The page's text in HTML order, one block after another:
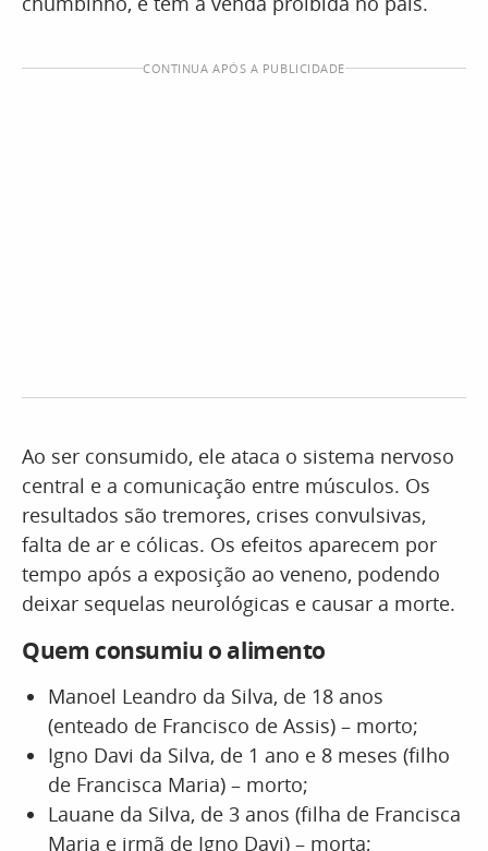
CONTINUA APÓS A PUBLICIDADE
Ao ser consumido, ele ataca o sistema nervoso
central e a comunicação entre músculos. Os
resultados são tremores, crises convulsivas,
falta de ar e cólicas. Os efeitos aparecem por
tempo após a exposição ao veneno, podendo
deixar sequelas neurológicas e causar a morte.
Quem consumiu o alimento
Manoel Leandro da Silva, de 18 anos
(enteado de Francisco de Assis) – morto;
Igno Davi da Silva, de 1 ano e 8 meses (filho
de Francisca Maria) – morto;
Lauane da Silva, de 3 anos (filha de Francisca
Maria e irmã de Igno Davi) – morta;